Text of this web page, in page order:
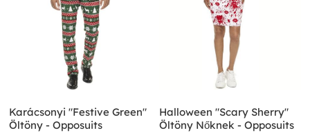
Karácsonyi "Festive Green"
Öltöny - Opposuits
Halloween "Scary Sherry"
Öltöny Nőknek - Opposuits